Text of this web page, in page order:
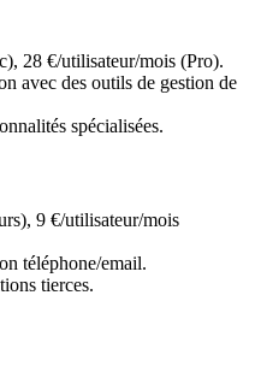
28 €/utilisateur/mois (Pro).
avec des outils de gestion de
spécialisées.
9 €/utilisateur/mois
téléphone/email.
tierces.